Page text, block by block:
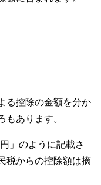
る控除の金額を分か
もあります。
」のように記載さ
税からの控除額は摘